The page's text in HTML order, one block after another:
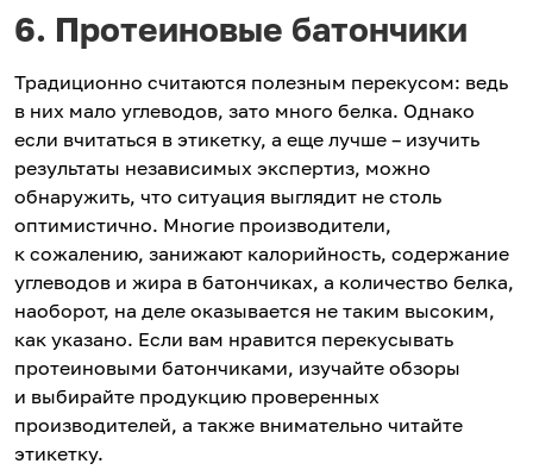
6. Протеиновые батончики
Традиционно считаются полезным перекусом: ведь
в них мало углеводов, зато много белка. Однако
если вчитаться в этикетку, а еще лучше – изучить
результаты независимых экспертиз, можно
обнаружить, что ситуация выглядит не столь
оптимистично. Многие производители,
к сожалению, занижают калорийность, содержание
углеводов и жира в батончиках, а количество белка,
наоборот, на деле оказывается не таким высоким,
как указано. Если вам нравится перекусывать
протеиновыми батончиками, изучайте обзоры
и выбирайте продукцию проверенных
производителей, а также внимательно читайте
этикетку.